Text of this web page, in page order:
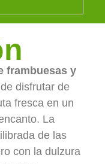
frambuesas y
disfrutar de
fresca en un
La
de las
con la dulzura